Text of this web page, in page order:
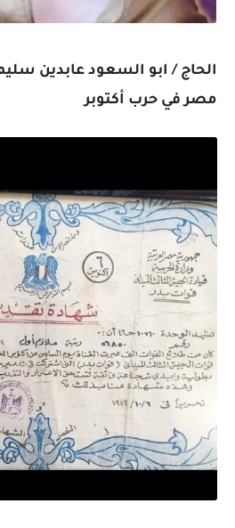
الحاج / ابو السعود عابدين
مصر في حرب أكتوبر